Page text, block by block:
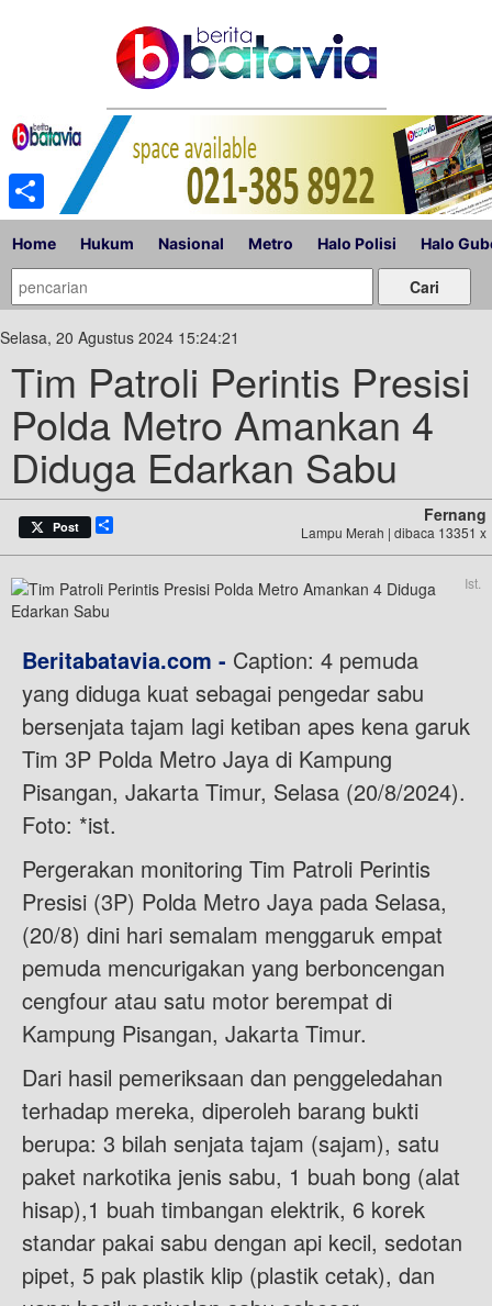
Home Hukum Nasional Metro Halo Polisi Halo
Selasa, 20 Agustus 2024 15:24:21
Tim Patroli Perintis Presisi
Polda Metro Amankan 4
Diduga Edarkan Sabu
Post
Fernang
Lampu Merah | dibaca 13351 x
Ist.
Beritabatavia.com - Caption: 4 pemuda
yang diduga kuat sebagai pengedar sabu
bersenjata tajam lagi ketiban apes kena garuk
Tim 3P Polda Metro Jaya di Kampung
Pisangan, Jakarta Timur, Selasa (20/8/2024).
Foto: *ist.
Pergerakan monitoring Tim Patroli Perintis
Presisi (3P) Polda Metro Jaya pada Selasa,
(20/8) dini hari semalam menggaruk empat
pemuda mencurigakan yang berboncengan
cengfour atau satu motor berempat di
Kampung Pisangan, Jakarta Timur.
Dari hasil pemeriksaan dan penggeledahan
terhadap mereka, diperoleh barang bukti
berupa: 3 bilah senjata tajam (sajam), satu
paket narkotika jenis sabu, 1 buah bong (alat
hisap),1 buah timbangan elektrik, 6 korek
standar pakai sabu dengan api kecil, sedotan
pipet, 5 pak plastik klip (plastik cetak), dan
Share